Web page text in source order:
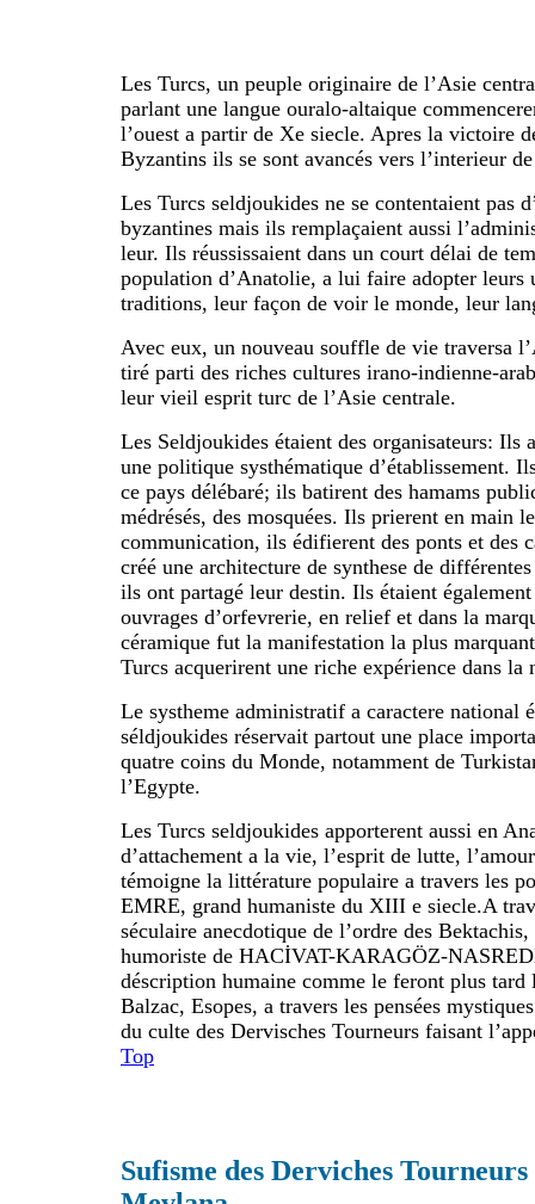
Les Turcs, un peuple originaire de l’Asie
parlant une langue ouralo-altaique
l’ouest a partir de Xe siecle. Apres la victoire
Byzantins ils se sont avancés vers l’interieur
Les Turcs seldjoukides ne se contentaient pas
byzantines mais ils remplaçaient aussi
leur. Ils réussissaient dans un court délai de
population d’Anatolie, a lui faire adopter leurs
traditions, leur façon de voir le monde, leur
Avec eux, un nouveau souffle de vie traversa
tiré parti des riches cultures irano-indienne-
leur vieil esprit turc de l’Asie centrale.
Les Seldjoukides étaient des organisateurs: Ils
une politique systhématique d’établissement.
ce pays délébaré; ils batirent des hamams
médrésés, des mosquées. Ils prierent en main
communication, ils édifierent des ponts et des
créé une architecture de synthese de
ils ont partagé leur destin. Ils étaient
ouvrages d’orfevrerie, en relief et dans la
céramique fut la manifestation la plus
Turcs acquerirent une riche expérience dans la
Le systheme administratif a caractere national
séldjoukides réservait partout une place
quatre coins du Monde, notamment de
l’Egypte.
Les Turcs seldjoukides apporterent aussi en
d’attachement a la vie, l’esprit de lutte,
témoigne la littérature populaire a travers les
EMRE, grand humaniste du XIII e siecle.A
séculaire anecdotique de l’ordre des
humoriste de HACİVAT-KARAGÖZ-
déscription humaine comme le feront plus
Balzac, Esopes, a travers les pensées
du culte des Dervisches Tourneurs faisant
Top
Sufisme des Derviches